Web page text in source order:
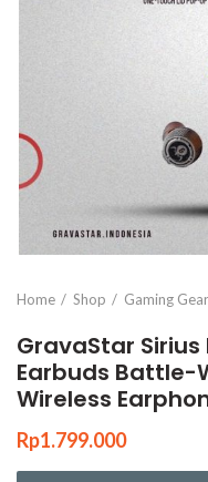
Click to enlarge
Home Shop Gaming Gear
GravaStar Sirius
Earbuds Battle-
Wireless
Rp1.799.000